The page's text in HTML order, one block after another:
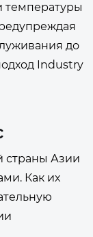
температуры
до
Industry
страны Азии
Как их